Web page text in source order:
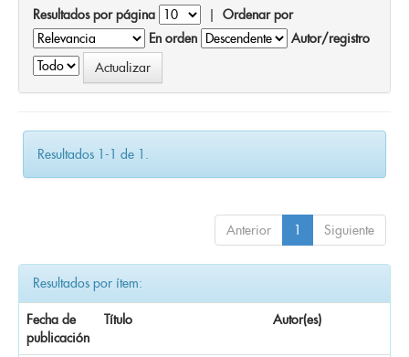
Resultados por página | Ordenar por
En orden
Autor/registro
Resultados 1-1 de 1.
Anterior 1 Siguiente
Resultados por ítem:
Fecha de
publicación
Título Autor(es)